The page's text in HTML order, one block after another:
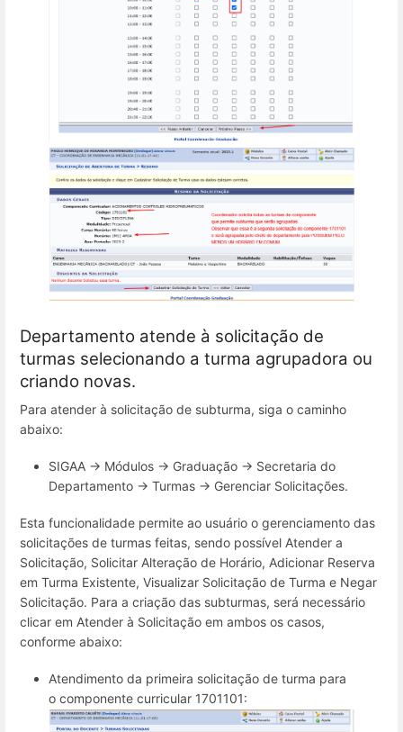
Departamento atende à solicitação de
turmas selecionando a turma agrupadora ou
criando novas.
Para atender à solicitação de subturma, siga o caminho
abaixo:
SIGAA → Módulos → Graduação → Secretaria do
Departamento → Turmas → Gerenciar Solicitações.
Esta funcionalidade permite ao usuário o gerenciamento das
solicitações de turmas feitas, sendo possível Atender a
Solicitação, Solicitar Alteração de Horário, Adicionar Reserva
em Turma Existente, Visualizar Solicitação de Turma e Negar
Solicitação. Para a criação das subturmas, será necessário
clicar em Atender à Solicitação em ambos os casos,
conforme abaixo:
Atendimento da primeira solicitação de turma para
o componente curricular 1701101: